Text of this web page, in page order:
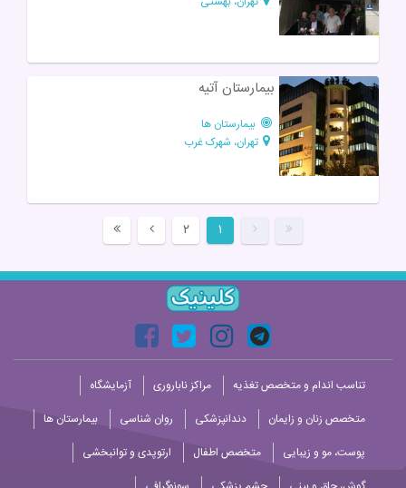
بیمارستان آتیه
بیمارستان ها
تهران، شهرک غرب
۱ ۲
تناسب اندام و متخصص تغذیه مراکز ناباروری
آزمایشگاه
متخصص زنان و زایمان
دندانپزشکی روان شناسی
بیمارستان ها
پوست، مو و زیبایی
متخصص اطفال
ارتوپدی و توانبخشی